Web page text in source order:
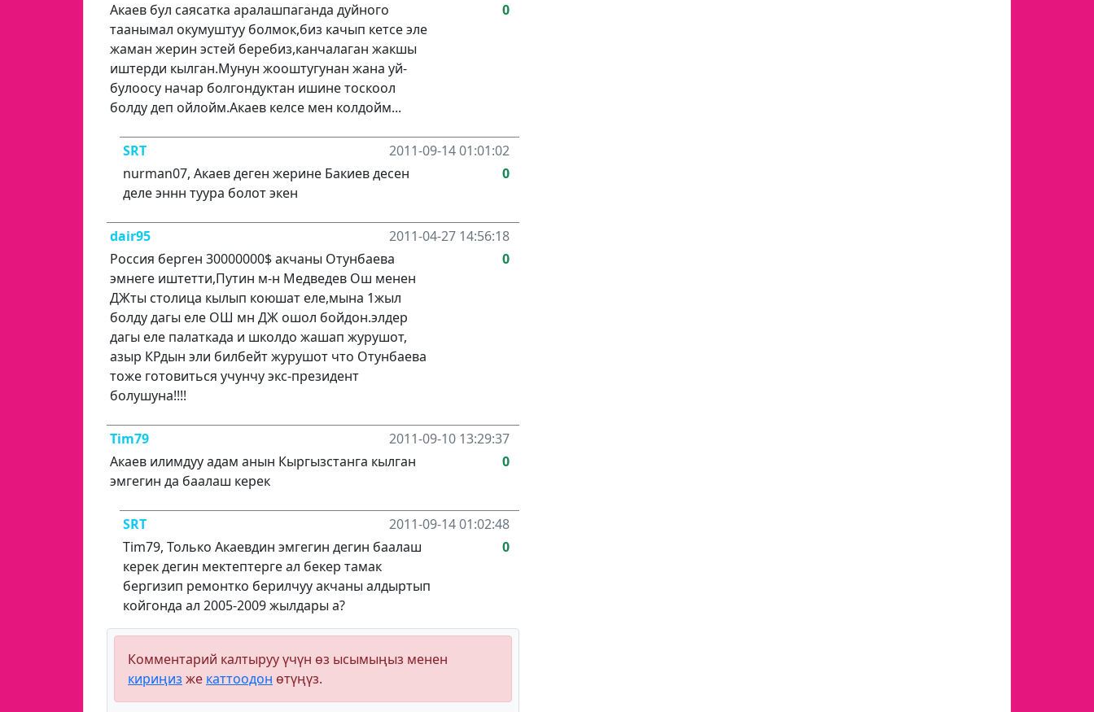
Акаев бул саясатка аралашпаганда дуйного
таанымал окумуштуу болмок,биз качып кетсе эле
жаман жерин эстей беребиз,канчалаган жакшы
иштерди кылган.Мунун жооштугунан жана уй-
булоосу начар болгондуктан ишине тоскоол
болду деп ойлойм.Акаев келсе мен колдойм...
0
SRT
2011-09-14 01:01:02
nurman07, Акаев деген жерине Бакиев десен
деле эннн туура болот экен
0
dair95
2011-04-27 14:56:18
Россия берген 30000000$ акчаны Отунбаева
эмнеге иштетти,Путин м-н Медведев Ош менен
ДЖты столица кылып коюшат еле,мына 1жыл
болду дагы еле ОШ мн ДЖ ошол бойдон.элдер
дагы еле палаткада и школдо жашап журушот,
азыр КРдын эли билбейт журушот что Отунбаева
тоже готовиться учунчу экс-президент
болушуна!!!!
0
Tim79
2011-09-10 13:29:37
Акаев илимдуу адам анын Кыргызстанга кылган
эмгегин дa баaлаш керeк
0
SRT
2011-09-14 01:02:48
Tim79, Только Акаевдин эмгегин дегин баалаш
керек дегин мектептерге ал бекер тамак
бергизип ремонтко берилчуу акчаны алдыртып
койгонда ал 2005-2009 жылдары а?
0
Комментарий калтыруу үчүн өз ысымыңыз менен
кириңиз же каттоодон өтүңүз.